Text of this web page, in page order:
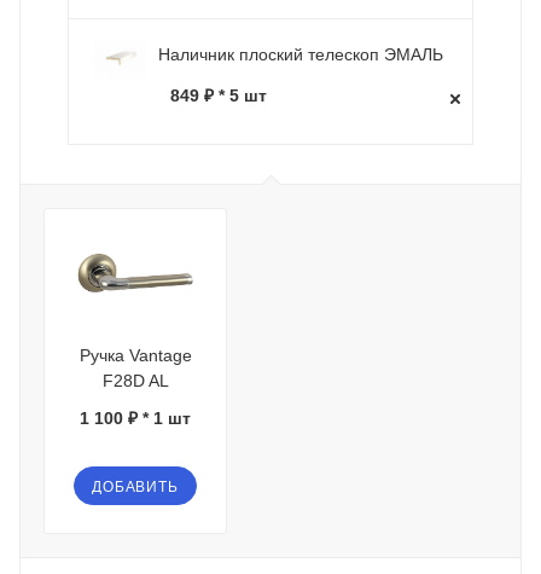
Наличник плоский телескоп ЭМАЛЬ
849 ₽ * 5 шт
Ручка Vantage
F28D AL
1 100 ₽ * 1 шт
ДОБАВИТЬ